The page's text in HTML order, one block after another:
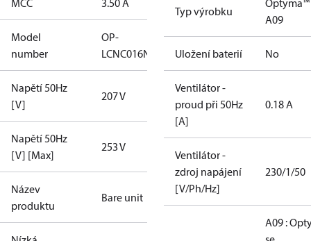
MCC 3.50 A
Model
number
OP-
LCNC016NPA09G
Napětí 50Hz
[V]
207 V
Napětí 50Hz
[V] [Max]
253 V
Název
produktu
Bare unit
Typ výrobku
Optyma™
A09
Uložení baterií No
Ventilátor -
proud při 50Hz
[A]
0.18 A
Ventilátor -
zdroj napájení
[V/Ph/Hz]
230/1/50
A09 :